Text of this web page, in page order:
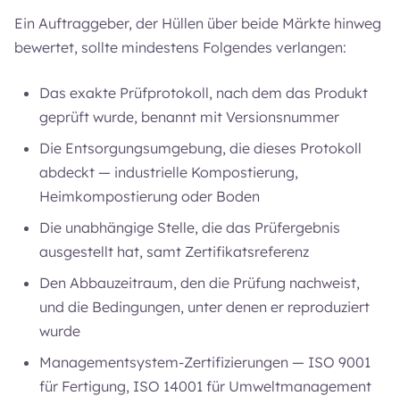
Ein Auftraggeber, der Hüllen über beide Märkte hinweg
bewertet, sollte mindestens Folgendes verlangen:
Das exakte Prüfprotokoll, nach dem das Produkt
geprüft wurde, benannt mit Versionsnummer
Die Entsorgungsumgebung, die dieses Protokoll
abdeckt — industrielle Kompostierung,
Heimkompostierung oder Boden
Die unabhängige Stelle, die das Prüfergebnis
ausgestellt hat, samt Zertifikatsreferenz
Den Abbauzeitraum, den die Prüfung nachweist,
und die Bedingungen, unter denen er reproduziert
wurde
Managementsystem-Zertifizierungen — ISO 9001
für Fertigung, ISO 14001 für Umweltmanagement